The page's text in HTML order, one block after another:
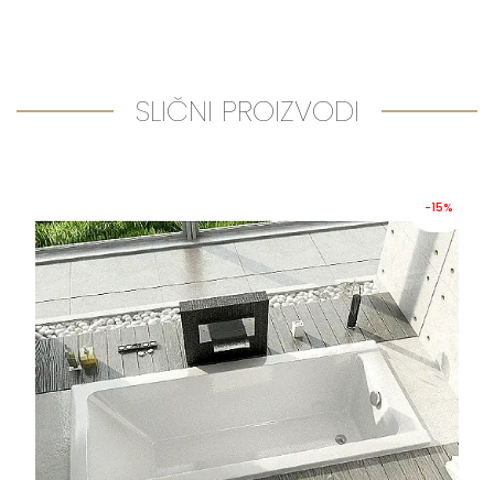
SLIČNI PROIZVODI
-15%